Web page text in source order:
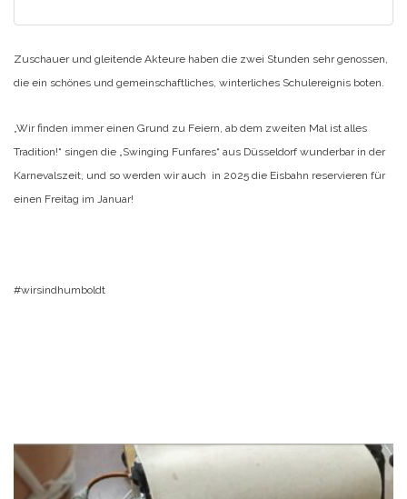
Zuschauer und gleitende Akteure haben die zwei Stunden sehr genossen,
die ein schönes und gemeinschaftliches, winterliches Schulereignis boten.
„Wir finden immer einen Grund zu Feiern, ab dem zweiten Mal ist alles
Tradition!“ singen die „Swinging Funfares“ aus Düsseldorf wunderbar in der
Karnevalszeit, und so werden wir auch in 2025 die Eisbahn reservieren für
einen Freitag im Januar!
#wirsindhumboldt